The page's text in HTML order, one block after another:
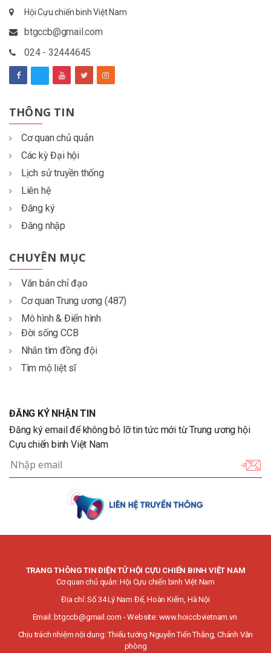
Hội Cựu chiến binh Việt Nam
btgccb@gmail.com
024 - 32444645
THÔNG TIN
Cơ quan chủ quản
Các kỳ Đại hội
Lịch sử truyền thống
Liên hệ
Đăng ký
Đăng nhập
CHUYÊN MỤC
Văn bản chỉ đạo
Cơ quan Trung ương (487)
Mô hình & Điển hình
Đời sống CCB
Nhắn tìm đồng đội
Tìm mộ liệt sĩ
ĐĂNG KÝ NHẬN TIN
Đăng ký email để không bỏ lỡ tin tức mới từ Trung ương hội
Cựu chiến binh Việt Nam
TRANG THÔNG TIN ĐIỆN TỬ HỘI CỰU CHIẾN BINH VIỆT NAM
Cơ quan chủ quản: Hội Cựu chiến binh Việt Nam
Địa chỉ: Số 34 Lý Nam Đế, Hoàn Kiếm, Hà Nội
Email: btgccb@gmail.com - Website: www.hoiccbvietnam.vn
Chịu trách nhiệm nội dung: Thiếu tướng Nguyễn Tiến Thắng, Chánh Văn
phòng